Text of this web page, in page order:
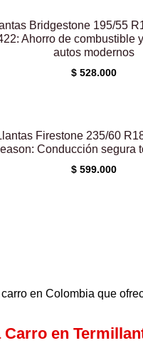
Bridgestone 195/55
Ahorro de combustible
autos modernos
$528.000
Firestone 235/60
Conducción segura
$599.000
Carro en